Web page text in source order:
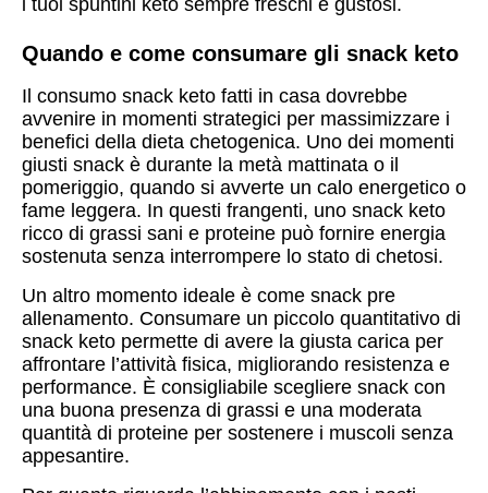
i tuoi spuntini keto sempre freschi e gustosi.
Quando e come consumare gli snack keto
Il consumo snack keto fatti in casa dovrebbe
avvenire in momenti strategici per massimizzare i
benefici della dieta chetogenica. Uno dei momenti
giusti snack è durante la metà mattinata o il
pomeriggio, quando si avverte un calo energetico o
fame leggera. In questi frangenti, uno snack keto
ricco di grassi sani e proteine può fornire energia
sostenuta senza interrompere lo stato di chetosi.
Un altro momento ideale è come snack pre
allenamento. Consumare un piccolo quantitativo di
snack keto permette di avere la giusta carica per
affrontare l’attività fisica, migliorando resistenza e
performance. È consigliabile scegliere snack con
una buona presenza di grassi e una moderata
quantità di proteine per sostenere i muscoli senza
appesantire.